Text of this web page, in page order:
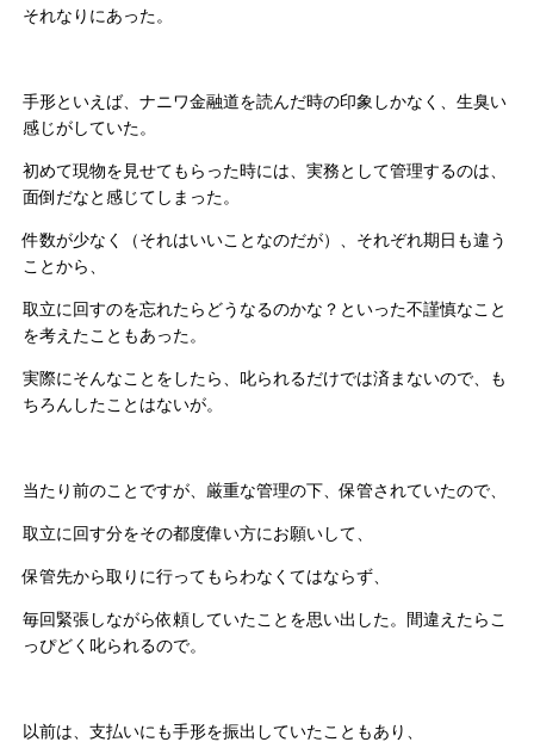
それなりにあった。
手形といえば、ナニワ金融道を読んだ時の印象しかなく、生臭い
感じがしていた。
初めて現物を見せてもらった時には、実務として管理するのは、
面倒だなと感じてしまった。
件数が少なく（それはいいことなのだが）、それぞれ期日も違う
ことから、
取立に回すのを忘れたらどうなるのかな？といった不謹慎なこと
を考えたこともあった。
実際にそんなことをしたら、叱られるだけでは済まないので、も
ちろんしたことはないが。
当たり前のことですが、厳重な管理の下、保管されていたので、
取立に回す分をその都度偉い方にお願いして、
保管先から取りに行ってもらわなくてはならず、
毎回緊張しながら依頼していたことを思い出した。間違えたらこ
っぴどく叱られるので。
以前は、支払いにも手形を振出していたこともあり、